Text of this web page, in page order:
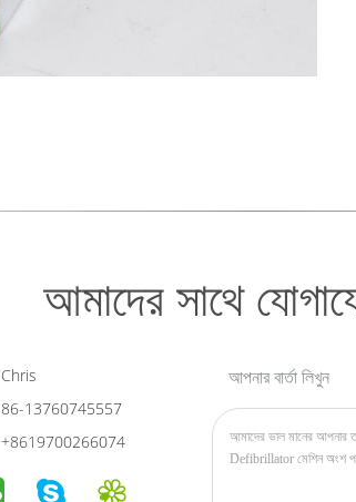
আমাদের সাথে
Chris
86-13760745557
+8619700266074
আপনার বার্তা লিখুন